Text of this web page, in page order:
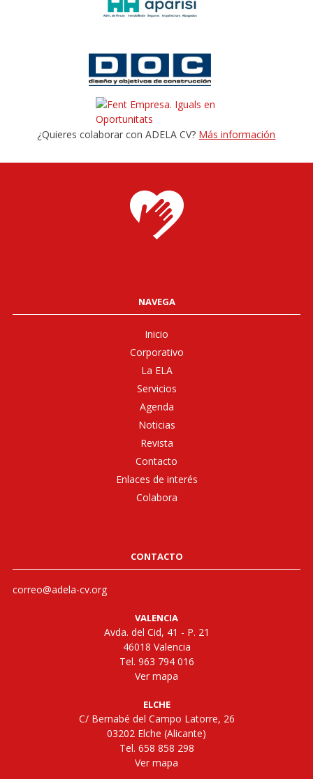
¿Quieres colaborar con ADELA CV? Más información
NAVEGA
Inicio
Corporativo
La ELA
Servicios
Agenda
Noticias
Revista
Contacto
Enlaces de interés
Colabora
CONTACTO
correo@adela-cv.org
VALENCIA
Avda. del Cid, 41 - P. 21
46018 Valencia
Tel. 963 794 016
Ver mapa
ELCHE
C/ Bernabé del Campo Latorre, 26
03202 Elche (Alicante)
Tel. 658 858 298
Ver mapa